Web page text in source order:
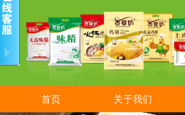
首页 关于我们